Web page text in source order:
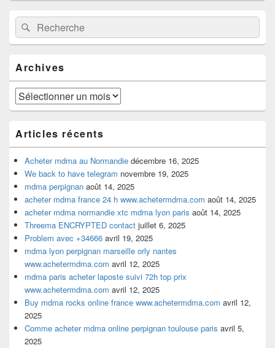
Zone
principale
de
widget
barre
latérale
Recherche :Rechercher
Archives
Archives
Articles récents
Acheter mdma au Normandie décembre 16, 2025
We back to have telegram novembre 19, 2025
mdma perpignan août 14, 2025
acheter mdma france 24 h www.achetermdma.com août 14, 2025
acheter mdma normandie xtc mdma lyon paris août 14, 2025
Threema ENCRYPTED contact juillet 6, 2025
Problem avec +34666 avril 19, 2025
mdma lyon perpignan marseille orly nantes
www.achetermdma.com avril 12, 2025
mdma paris acheter laposte suivi 72h top prix
www.achetermdma.com avril 12, 2025
Buy mdma rocks online france www.achetermdma.com avril 12,
2025
Comme acheter mdma online perpignan toulouse paris avril 5,
2025